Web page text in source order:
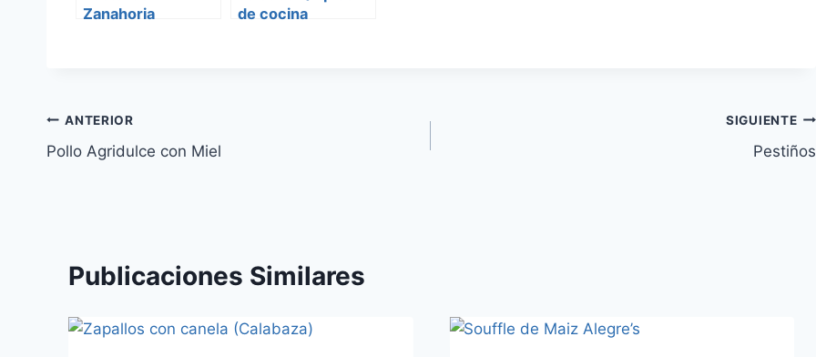
Zanahoria
de cocina
Navegación
de
ANTERIOR
Pollo Agridulce con Miel
SIGUIENTE
Pestiños
Publicaciones Similares